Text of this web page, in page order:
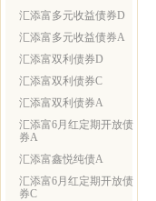
汇添富多元收益债券D
汇添富多元收益债券A
汇添富双利债券D
汇添富双利债券C
汇添富双利债券A
汇添富6月红定期开放债
券A
汇添富鑫悦纯债A
汇添富6月红定期开放债
券C